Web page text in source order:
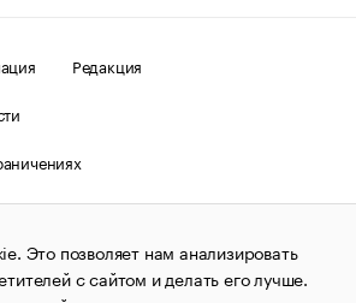
Редакция
О соблюдении авторских прав
1995–2026.Сообщения
агентства «РБК»
службой по надзору в сфере
Это позволяет нам анализировать
с сайтом и делать его лучше.